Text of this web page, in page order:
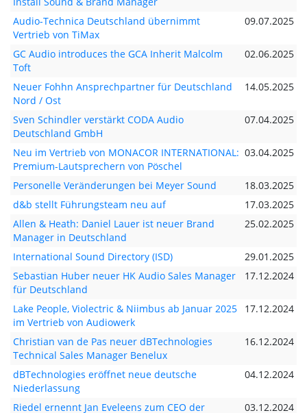
Audio-Technica Deutschland übernimmt
Vertrieb von TiMax
09.07.2025
GC Audio introduces the GCA Inherit Malcolm
Toft
02.06.2025
Neuer Fohhn Ansprechpartner für Deutschland
Nord / Ost
14.05.2025
Sven Schindler verstärkt CODA Audio
Deutschland GmbH
07.04.2025
Neu im Vertrieb von MONACOR INTERNATIONAL:
Premium-Lautsprechern von Pöschel
03.04.2025
Personelle Veränderungen bei Meyer Sound
18.03.2025
d&b stellt Führungsteam neu auf
17.03.2025
Allen & Heath: Daniel Lauer ist neuer Brand
Manager in Deutschland
25.02.2025
International Sound Directory (ISD)
29.01.2025
Sebastian Huber neuer HK Audio Sales Manager
für Deutschland
17.12.2024
Lake People, Violectric & Niimbus ab Januar 2025
im Vertrieb von Audiowerk
17.12.2024
Christian van de Pas neuer dBTechnologies
Technical Sales Manager Benelux
16.12.2024
dBTechnologies eröffnet neue deutsche
Niederlassung
04.12.2024
Riedel ernennt Jan Eveleens zum CEO der 03.12.2024